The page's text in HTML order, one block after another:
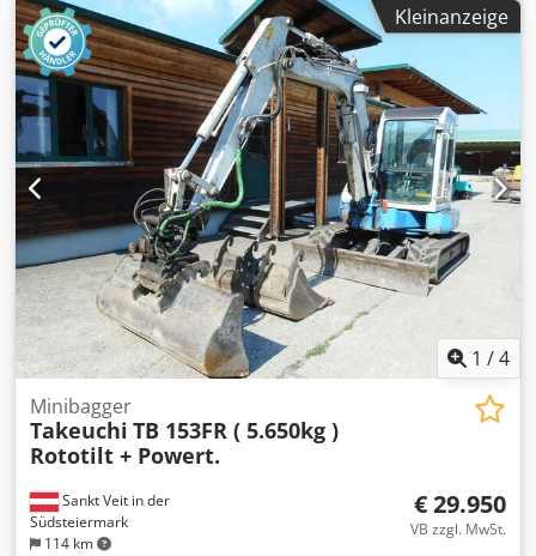
hydr. Verstellfahrwerk Kabine mit Heizung
Arbeitsscheinwerfer Originallack gute Ketten
Verkaufspreis: 17.950,-- netto Auch günstige Zustellung
möglich !!
Kleinanzeige
1 /4
Sankt Veit in der
Südsteiermark
114 km
Minibagger
Takeuchi TB 153FR ( 5.650kg )
Rototilt + Powert.
€ 29.950
VB zzgl. MwSt.